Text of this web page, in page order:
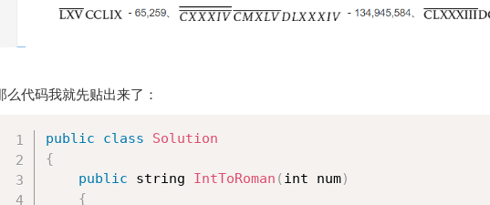
么代码我就先贴出来了：
public class
Solution
{
public string IntToRoman ( int num)
{